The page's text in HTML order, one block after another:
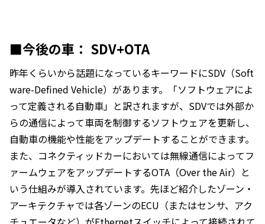
■今後の車： SDV+OTA
昨年くらいから話題になっているキーワードにSDV（Soft
ware-Defined Vehicle）があります。「ソフトウェアによ
って定義される自動車」と訳されますが、SDVでは外部か
らの通信によって車両を制御するソフトウェアを更新し、
自動車の機能や性能をアップデートすることができます。
また、コネクティッドカーにおいては無線通信によってフ
ァームウェアをアップデートするOTA（Over the Air）と
いう仕組みが導入されています。先ほど紹介したゾーン・
アーキテクチャでは各ゾーンのECU（またはセンサ、アク